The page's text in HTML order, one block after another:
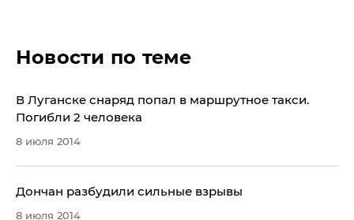
Новости по теме
В Луганске снаряд попал в маршрутное такси.
Погибли 2 человека
8 июля 2014
Дончан разбудили сильные взрывы
8 июля 2014